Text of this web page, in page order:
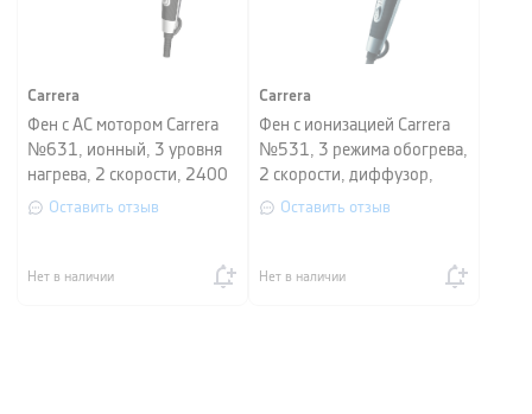
Carrera
Фен с АС мотором Carrera
№631, ионный, 3 уровня
нагрева, 2 скорости, 2400
Вт, серый
Оставить отзыв
Нет в наличии
Carrera
Фен с ионизацией Carrera
№531, 3 режима обогрева,
2 скорости, диффузор,
2400 Вт, серый
Оставить отзыв
Нет в наличии